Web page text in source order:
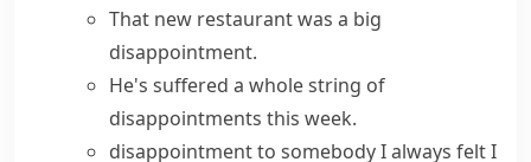
That new restaurant was a big
disappointment.
He's suffered a whole string of
disappointments this week.
disappointment to somebodyI always felt I